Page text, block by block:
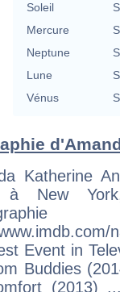
Soleil
Mercure
Neptune
Lune
Vénus
Katherine
à New
Event in
Buddies
(2013)